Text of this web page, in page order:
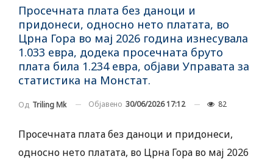
Просечната плата без даноци и
придонеси, односно нето платата, во
Црна Гора во мај 2026 година изнесувала
1.033 евра, додека просечната бруто
плата била 1.234 евра, објави Управата за
статистика на Монстат.
Од Triling Mk Објавено 30/06/2026 17:12 82
Просечната плата без даноци и придонеси,
односно нето платата, во Црна Гора во мај 2026